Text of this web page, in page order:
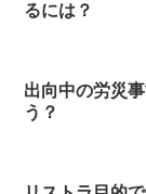
るには？
出向中の労災
う？